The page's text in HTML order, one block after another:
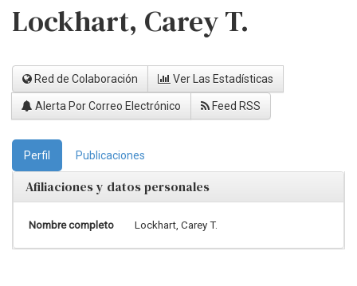
Lockhart, Carey T.
Red de Colaboración Ver Las Estadísticas
Alerta Por Correo Electrónico Feed RSS
Perfil Publicaciones
Afiliaciones y datos personales
Nombre completo Lockhart, Carey T.